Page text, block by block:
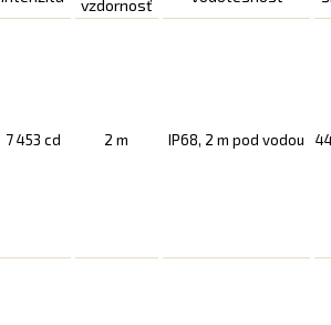
vzdornosť
7 453 cd 2 m IP68, 2 m pod vodou